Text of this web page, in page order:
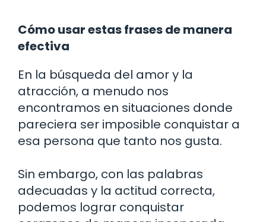
Cómo usar estas frases de manera
efectiva
En la búsqueda del amor y la
atracción, a menudo nos
encontramos en situaciones donde
pareciera ser imposible conquistar a
esa persona que tanto nos gusta.
Sin embargo, con las palabras
adecuadas y la actitud correcta,
podemos lograr conquistar